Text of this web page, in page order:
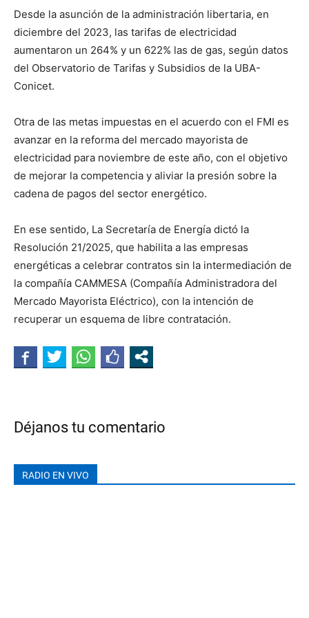
Desde la asunción de la administración libertaria, en
diciembre del 2023, las tarifas de electricidad
aumentaron un 264% y un 622% las de gas, según datos
del Observatorio de Tarifas y Subsidios de la UBA-
Conicet.
Otra de las metas impuestas en el acuerdo con el FMI es
avanzar en la reforma del mercado mayorista de
electricidad para noviembre de este año, con el objetivo
de mejorar la competencia y aliviar la presión sobre la
cadena de pagos del sector energético.
En ese sentido, La Secretaría de Energía dictó la
Resolución 21/2025, que habilita a las empresas
energéticas a celebrar contratos sin la intermediación de
la compañía CAMMESA (Compañía Administradora del
Mercado Mayorista Eléctrico), con la intención de
recuperar un esquema de libre contratación.
Déjanos tu comentario
RADIO EN VIVO